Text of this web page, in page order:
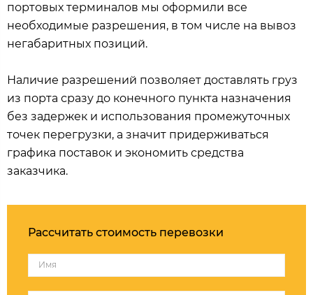
портовых терминалов мы оформили все
необходимые разрешения, в том числе на вывоз
негабаритных позиций.
Наличие разрешений позволяет доставлять груз
из порта сразу до конечного пункта назначения
без задержек и использования промежуточных
точек перегрузки, а значит придерживаться
графика поставок и экономить средства
заказчика.
Рассчитать стоимость перевозки